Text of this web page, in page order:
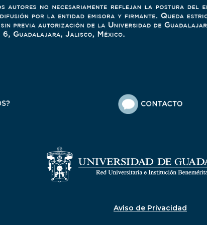
Aviso de Privacidad